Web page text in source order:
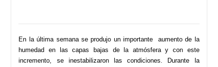
En la última semana se produjo un importante aumento de la
humedad en las capas bajas de la atmósfera y con este
incremento, se inestabilizaron las condiciones. Durante la